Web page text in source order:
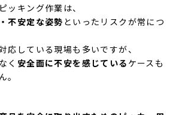
ッキング作業は、
不安定な姿勢 といったリスクが常につ
応している現場も多いですが、
く 安全面に不安を感じている ケースも
。